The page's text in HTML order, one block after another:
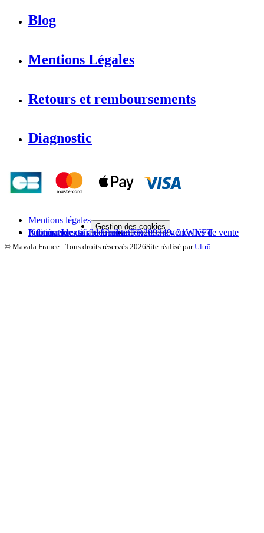
Blog
Mentions Légales
Retours et remboursements
Diagnostic
Mentions légales
Gestion des cookies
Politique de confidentialitéConditions générales de vente
Informations sur le fabricant
Numéro Identifiant Unique FR209349_01WNFT
© Mavala France - Tous droits réservés 2026Site réalisé par Ultrō